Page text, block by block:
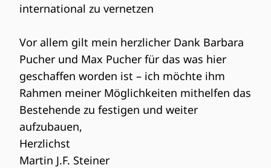
international zu vernetzen
Vor allem gilt mein herzlicher Dank Barbara
Pucher und Max Pucher für das was hier
geschaffen worden ist – ich möchte ihm
Rahmen meiner Möglichkeiten mithelfen das
Bestehende zu festigen und weiter
aufzubauen,
Herzlichst
Martin J.F. Steiner